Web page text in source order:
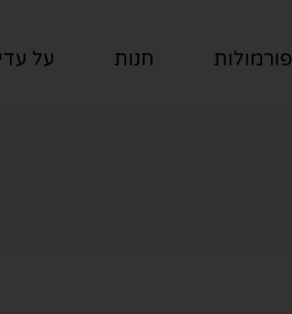
פורמולות חנות על